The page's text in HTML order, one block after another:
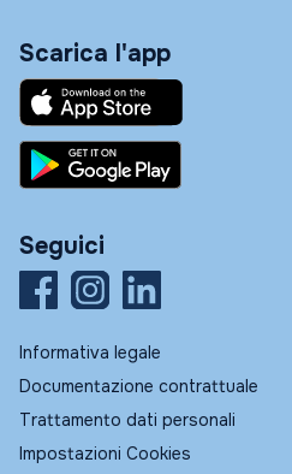
Scarica l'app
Seguici
Informativa legale
Documentazione contrattuale
Trattamento dati personali
Impostazioni Cookies